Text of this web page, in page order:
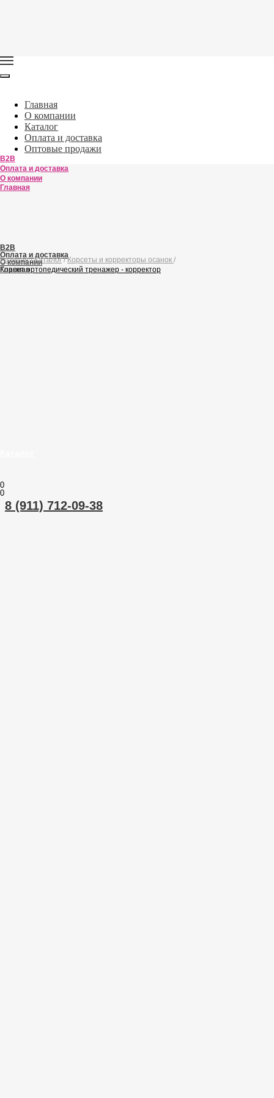
B2B
Оплата и доставка
О компании
Главная
B2B
Оплата и доставка
О компании
Главная
0
0
8 (911) 712-09-38
Главная
О компании
Каталог
Оплата и доставка
Оптовые продажи
Главная/Каталог/ Корсеты и корректоры осанок /
Корсет ортопедический тренажер - корректор